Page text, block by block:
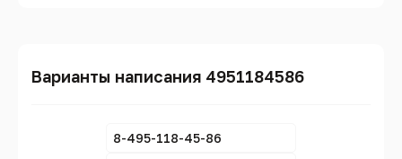
Варианты написания 4951184586
8-495-118-45-86